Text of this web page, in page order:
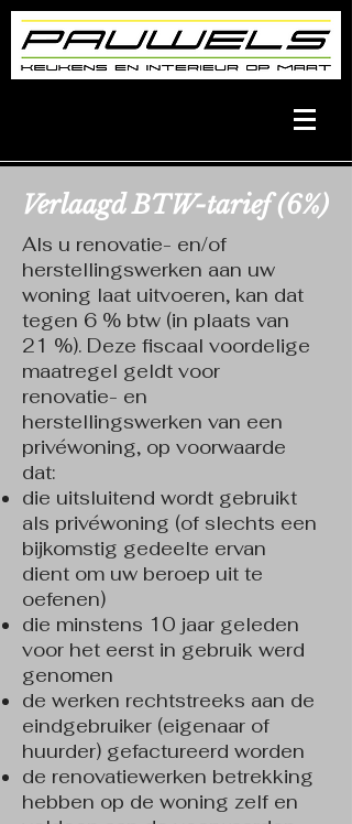
Verlaagd BTW-tarief (6%)
Als u renovatie- en/of
herstellingswerken aan uw
woning laat uitvoeren, kan dat
tegen 6 % btw (in plaats van
21 %). Deze fiscaal voordelige
maatregel geldt voor
renovatie- en
herstellingswerken van een
privéwoning, op voorwaarde
dat:
die uitsluitend wordt gebruikt
als privéwoning (of slechts een
bijkomstig gedeelte ervan
dient om uw beroep uit te
oefenen)
die minstens 10 jaar geleden
voor het eerst in gebruik werd
genomen
de werken rechtstreeks aan de
eindgebruiker (eigenaar of
huurder) gefactureerd worden
de renovatiewerken betrekking
hebben op de woning zelf en